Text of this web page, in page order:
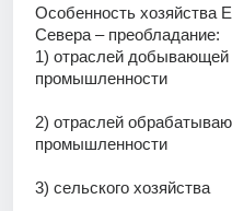
Особенность хозяйства
Севера – преобладание:
1) отраслей добывающей
промышленности
2) отраслей
промышленности
3) сельского хозяйства